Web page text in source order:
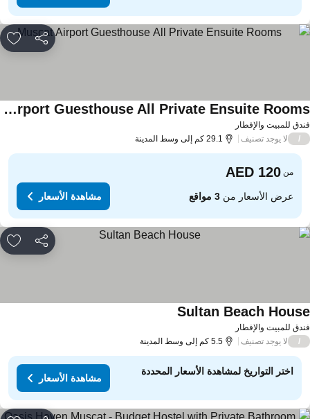
مشاركة
للمبيت والإفطار
Muscat Airport Guesthouse All Private Ensuite Rooms
الأسعار
لا يوجد تصنيف 29.1 كم إلى وسط المدينة
من
عرض الأسعار من3 مواقع مشاهدة الأسعار
مشاركة
للمبيت والإفطار
Sultan Beachمشاهدة الأسعار
لا يوجد تصنيف 5.5 كم إلى وسط المدينة
اختر التواريخ لمشاهدة الأسعار المحددة
مشاهدة الأسعار